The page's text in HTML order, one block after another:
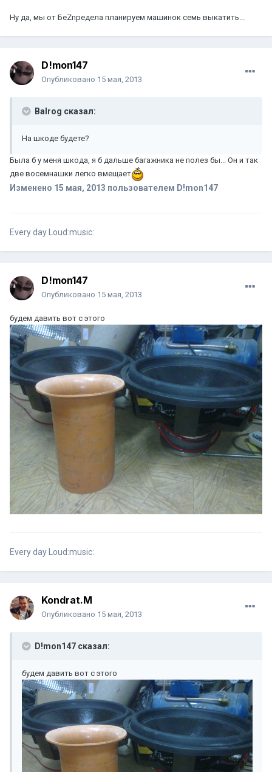
Ну да, мы от БеZпредела планируем машинок семь выкатить...
D!mon147
Опубликовано 15 мая, 2013
Balrog сказал:
На шкоде будете?
Была б у меня шкода, я б дальше багажника не полез бы... Он и так
две восемнашки легко вмещает
Изменено 15 мая, 2013 пользователем D!mon147
Every day Loud:music:
D!mon147
Опубликовано 15 мая, 2013
будем давить вот с этого
Every day Loud:music:
Kondrat.M
Опубликовано 15 мая, 2013
D!mon147 сказал:
будем давить вот с этого